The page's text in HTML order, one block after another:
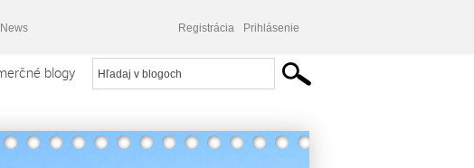
Registrácia Prihlásenie
blogy